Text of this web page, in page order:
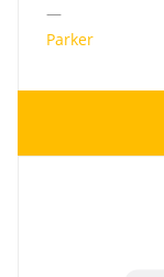
—
Parker